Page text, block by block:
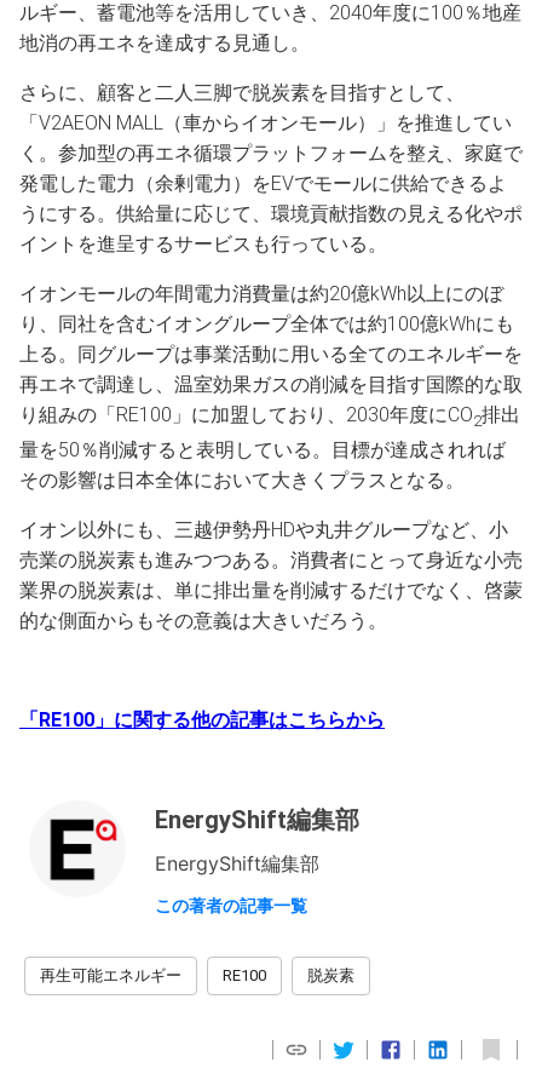
ルギー、蓄電池等を活用していき、2040年度に100％地産
地消の再エネを達成する見通し。
さらに、顧客と二人三脚で脱炭素を目指すとして、
「V2AEON MALL（車からイオンモール）」を推進してい
く。参加型の再エネ循環プラットフォームを整え、家庭で
発電した電力（余剰電力）をEVでモールに供給できるよ
うにする。供給量に応じて、環境貢献指数の見える化やポ
イントを進呈するサービスも行っている。
イオンモールの年間電力消費量は約20億kWh以上にのぼ
り、同社を含むイオングループ全体では約100億kWhにも
上る。同グループは事業活動に用いる全てのエネルギーを
再エネで調達し、温室効果ガスの削減を目指す国際的な取
り組みの「RE100」に加盟しており、2030年度にCO2排出
量を50％削減すると表明している。目標が達成されれば
その影響は日本全体において大きくプラスとなる。
イオン以外にも、三越伊勢丹HDや丸井グループなど、小
売業の脱炭素も進みつつある。消費者にとって身近な小売
業界の脱炭素は、単に排出量を削減するだけでなく、啓蒙
的な側面からもその意義は大きいだろう。
「RE100」に関する他の記事はこちらから
EnergyShift編集部
EnergyShift編集部
この著者の記事一覧
再生可能エネルギー RE100 脱炭素